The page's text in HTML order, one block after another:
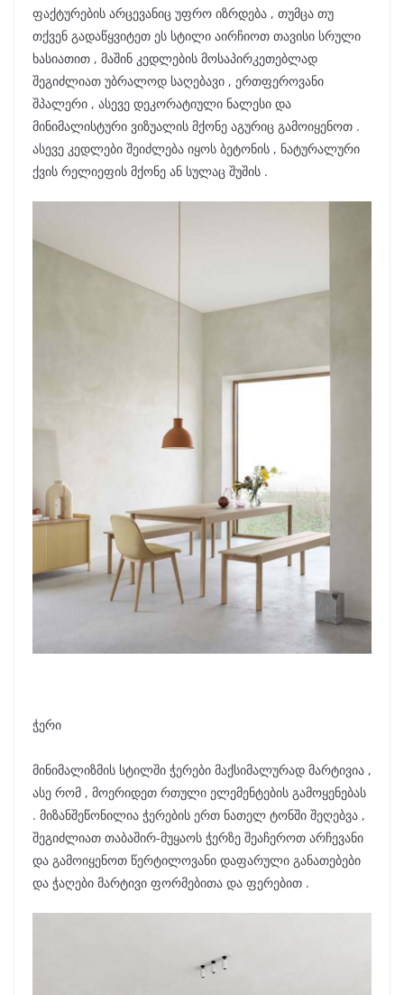
ფაქტურების არცევანიც უფრო იზრდება , თუმცა თუ
თქვენ გადაწყვიტეთ ეს სტილი აირჩიოთ თავისი სრული
ხასიათით , მაშინ კედლების მოსაპირკეთებლად
შეგიძლიათ უბრალოდ საღებავი , ერთფეროვანი
შპალერი , ასევე დეკორატიული ნალესი და
მინიმალისტური ვიზუალის მქონე აგურიც გამოიყენოთ .
ასევე კედლები შეიძლება იყოს ბეტონის , ნატურალური
ქვის რელიეფის მქონე ან სულაც შუშის .
ჭერი
მინიმალიზმის სტილში ჭერები მაქსიმალურად მარტივია ,
ასე რომ , მოერიდეთ რთული ელემენტების გამოყენებას
. მიზანშეწონილია ჭერების ერთ ნათელ ტონში შეღებვა ,
შეგიძლიათ თაბაშირ-მუყაოს ჭერზე შეაჩეროთ არჩევანი
და გამოიყენოთ წერტილოვანი დაფარული განათებები
და ჭაღები მარტივი ფორმებითა და ფერებით .